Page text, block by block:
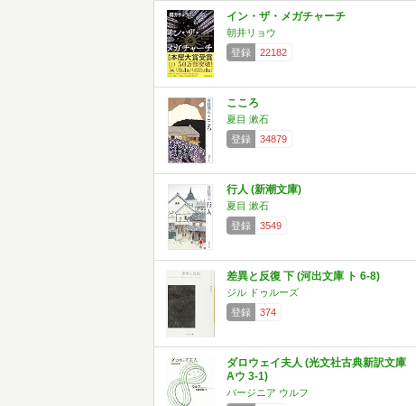
イン・ザ・メガチャーチ
朝井リョウ
登録
22182
こころ
夏目 漱石
登録
34879
行人 (新潮文庫)
夏目 漱石
登録
3549
差異と反復 下 (河出文庫 ト 6-8)
ジル ドゥルーズ
登録
374
ダロウェイ夫人 (光文社古典新訳文庫
Aウ 3-1)
バージニア ウルフ